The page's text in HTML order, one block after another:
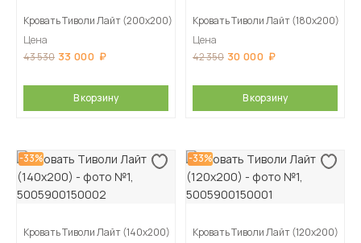
Кровать Тиволи Лайт (200х200)
Цена
43 530 33 000
В корзину
Кровать Тиволи Лайт (180х200)
Цена
42 350 30 000
В корзину
-33%
Кровать Тиволи Лайт (140х200)
-33%
Кровать Тиволи Лайт (120х200)